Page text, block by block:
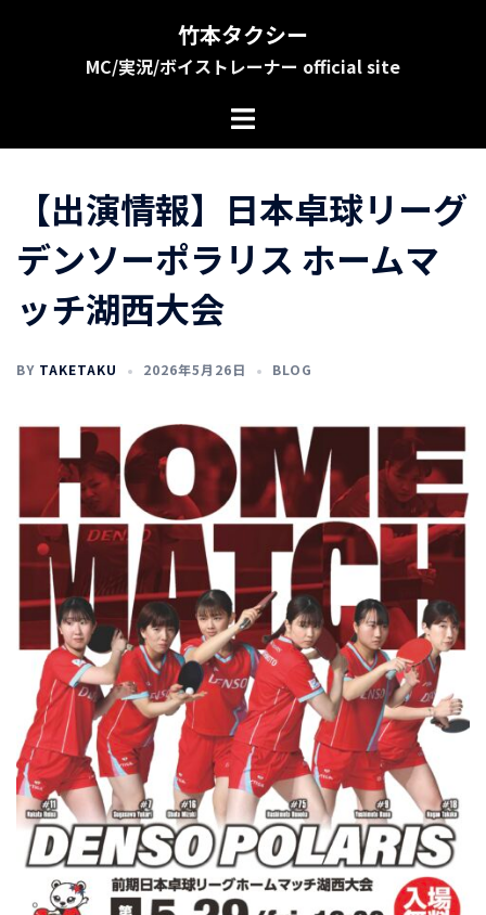
へ
竹本タクシー
MC/実況/ボイストレーナー official site
【出演情報】日本卓球リーグ
デンソーポラリス ホームマ
ッチ湖西大会
BY TAKETAKU 2026年5月26日 BLOG